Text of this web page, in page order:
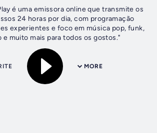
é uma emissora online que transmite os
24 horas por dia, com programação
experientes e foco em música pop, funk,
e muito mais para todos os gostos."
MORE